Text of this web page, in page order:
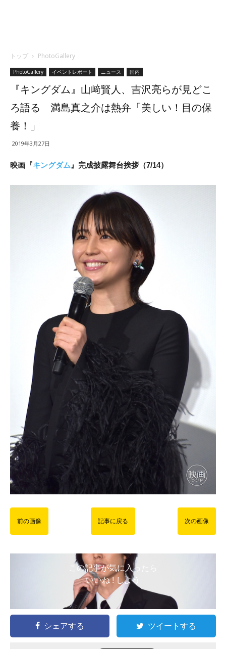
トップ PhotoGallery
PhotoGallery イベントレポート ニュース 国内
『キングダム』山﨑賢人、吉沢亮らが見どこ
ろ語る 満島真之介は熱弁「美しい！目の保
養！」
2019年3月27日
映画『キングダム 』完成披露舞台挨拶（7/14）
前の画像 記事に戻る 次の画像
この記事が気に入ったら
いいね ! しよう
シェアする ツイートする